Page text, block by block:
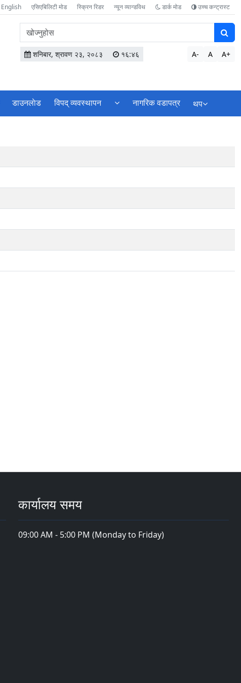
English एसिएबिलिटी मोड स्क्रिन रिडर न्यून व्यान्डविथ डार्क मोड उच्च कन्ट्रास्ट
वेबसाइटमा
सामग्री
खोज्नुहोस
शनिबार, श्रावण २३, २०८३ १६:४६ A- A A+
डाउनलाेड विपद् व्यवस्थापन नागरिक वडापत्र थप
कार्यालय समय
09:00 AM - 5:00 PM (Monday to Friday)